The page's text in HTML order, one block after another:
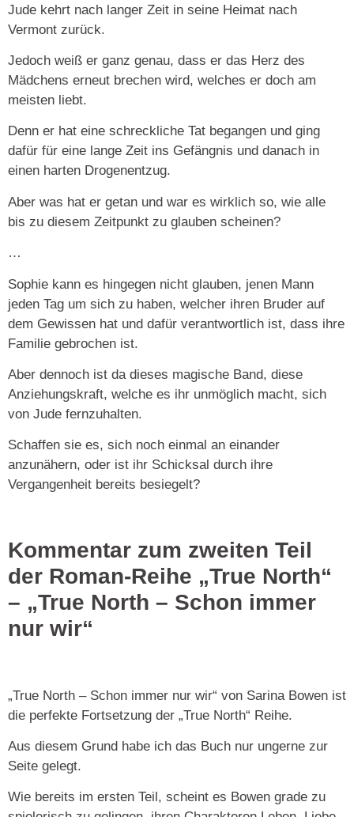
Jude kehrt nach langer Zeit in seine Heimat nach
Vermont zurück.
Jedoch weiß er ganz genau, dass er das Herz des
Mädchens erneut brechen wird, welches er doch am
meisten liebt.
Denn er hat eine schreckliche Tat begangen und ging
dafür für eine lange Zeit ins Gefängnis und danach in
einen harten Drogenentzug.
Aber was hat er getan und war es wirklich so, wie alle
bis zu diesem Zeitpunkt zu glauben scheinen?
…
Sophie kann es hingegen nicht glauben, jenen Mann
jeden Tag um sich zu haben, welcher ihren Bruder auf
dem Gewissen hat und dafür verantwortlich ist, dass ihre
Familie gebrochen ist.
Aber dennoch ist da dieses magische Band, diese
Anziehungskraft, welche es ihr unmöglich macht, sich
von Jude fernzuhalten.
Schaffen sie es, sich noch einmal an einander
anzunähern, oder ist ihr Schicksal durch ihre
Vergangenheit bereits besiegelt?
Kommentar zum zweiten Teil
der Roman-Reihe „True North“
– „True North – Schon immer
nur wir“
„True North – Schon immer nur wir“ von Sarina Bowen ist
die perfekte Fortsetzung der „True North“ Reihe.
Aus diesem Grund habe ich das Buch nur ungerne zur
Seite gelegt.
Wie bereits im ersten Teil, scheint es Bowen grade zu